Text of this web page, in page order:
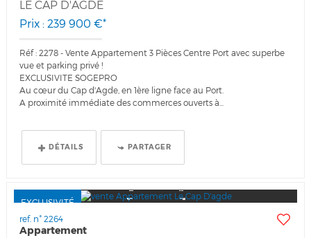
LE CAP D'AGDE
Prix : 239 900 €*
Réf : 2278 - Vente Appartement 3 Pièces Centre Port avec superbe
vue et parking privé !
EXCLUSIVITE SOGEPRO
Au cœur du Cap d'Agde, en 1ère ligne face au Port.
A proximité immédiate des commerces ouverts à...
DÉTAILS PARTAGER
EXCLUSIVITÉ
ref. n° 2264
Appartement